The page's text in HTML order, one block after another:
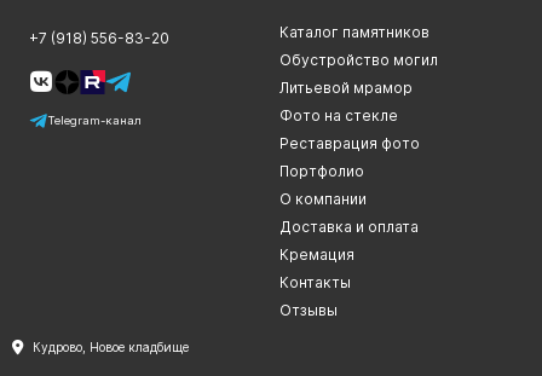
+7 (918) 556-83-20
Telegram-канал
Каталог памятников
Обустройство могил
Литьевой мрамор
Фото на стекле
Реставрация фото
Портфолио
О компании
Доставка и оплата
Кремация
Контакты
Отзывы
Кудрово, Новое кладбище